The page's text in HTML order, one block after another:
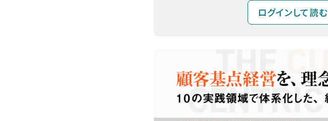
ログインして読む